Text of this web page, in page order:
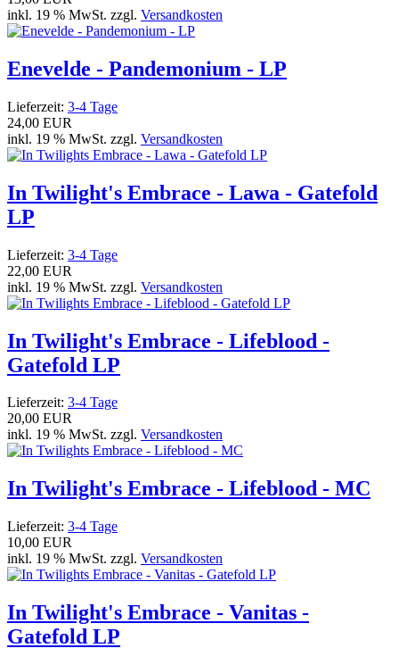
inkl. 19 % MwSt. zzgl. Versandkosten
Enevelde - Pandemonium - LP
Lieferzeit: 3-4 Tage
24,00 EUR
inkl. 19 % MwSt. zzgl. Versandkosten
In Twilight's Embrace - Lawa - Gatefold
LP
Lieferzeit: 3-4 Tage
22,00 EUR
inkl. 19 % MwSt. zzgl. Versandkosten
In Twilight's Embrace - Lifeblood -
Gatefold LP
Lieferzeit: 3-4 Tage
20,00 EUR
inkl. 19 % MwSt. zzgl. Versandkosten
In Twilight's Embrace - Lifeblood - MC
Lieferzeit: 3-4 Tage
10,00 EUR
inkl. 19 % MwSt. zzgl. Versandkosten
In Twilight's Embrace - Vanitas -
Gatefold LP